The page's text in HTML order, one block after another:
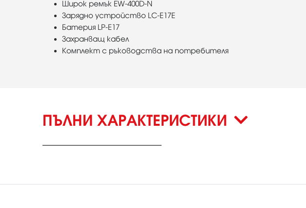
Широк ремък EW-400D-N
Зарядно устройство LC-E17E
Батерия LP-E17
Захранващ кабел
Комплект с ръководства на потребителя
ПЪЛНИ ХАРАКТЕРИСТИКИ